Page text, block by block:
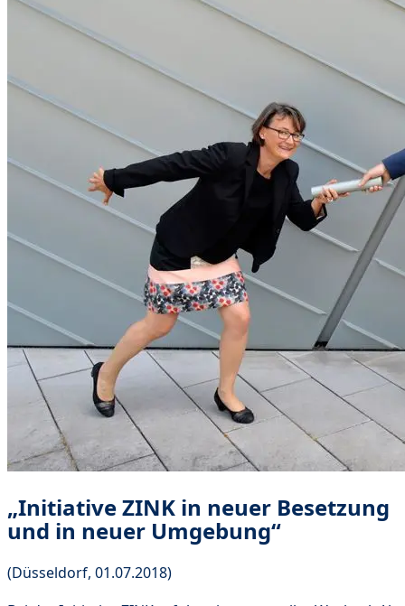
„Initiative ZINK in neuer Besetzung
und in neuer Umgebung“
(Düsseldorf, 01.07.2018)